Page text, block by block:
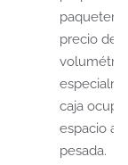
precio de
caja
espacio
pesada.